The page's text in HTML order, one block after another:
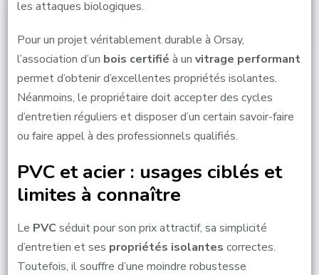
les attaques biologiques.
Pour un projet véritablement durable à Orsay,
l’association d’un bois certifié à un vitrage performant
permet d’obtenir d’excellentes propriétés isolantes.
Néanmoins, le propriétaire doit accepter des cycles
d’entretien réguliers et disposer d’un certain savoir-faire
ou faire appel à des professionnels qualifiés.
PVC et acier : usages ciblés et
limites à connaître
Le PVC séduit pour son prix attractif, sa simplicité
d’entretien et ses propriétés isolantes correctes.
Toutefois, il souffre d’une moindre robustesse